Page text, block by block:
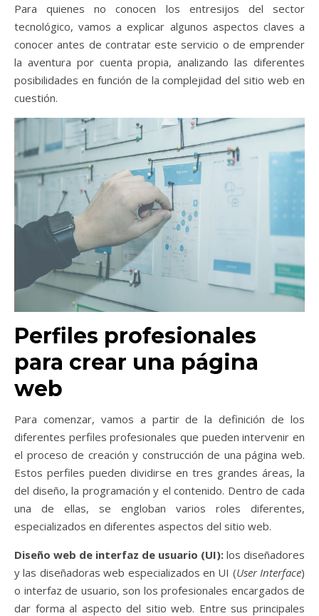
Para quienes no conocen los entresijos del sector
tecnológico, vamos a explicar algunos aspectos claves a
conocer antes de contratar este servicio o de emprender
la aventura por cuenta propia, analizando las diferentes
posibilidades en función de la complejidad del sitio web en
cuestión.
Perfiles profesionales
para crear una página
web
Para comenzar, vamos a partir de la definición de los
diferentes perfiles profesionales que pueden intervenir en
el proceso de creación y construcción de una página web.
Estos perfiles pueden dividirse en tres grandes áreas, la
del diseño, la programación y el contenido. Dentro de cada
una de ellas, se engloban varios roles diferentes,
especializados en diferentes aspectos del sitio web.
Diseño web de interfaz de usuario (UI): los diseñadores
y las diseñadoras web especializados en UI (User Interface)
o interfaz de usuario, son los profesionales encargados de
dar forma al aspecto del sitio web. Entre sus principales